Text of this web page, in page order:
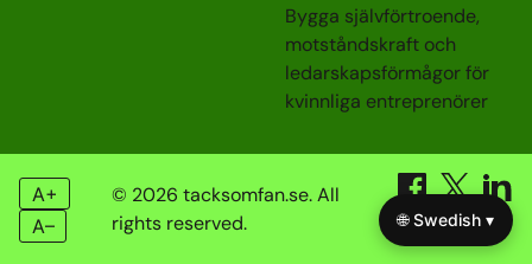
Bygga självförtroende,
motståndskraft och
ledarskapsförmågor för
kvinnliga entreprenörer
A+
A–
© 2026 tacksomfan.se. All
rights reserved.
🌐 Swedish ▾